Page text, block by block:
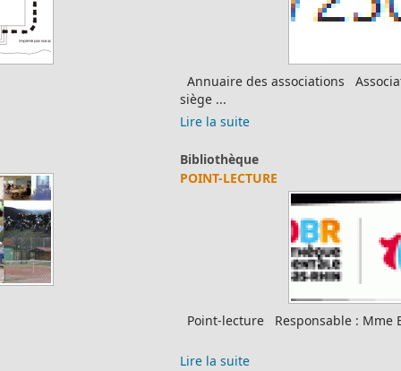
Annuaire des associations Association Description Adresse
POINT-LECTURE
Point-lecture Responsable : Mme Brobeck Béatrice